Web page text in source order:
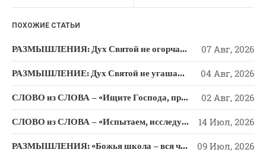
Новости
Поэзия
Притчи
Проповедь-Видео
Размышления
Семинар "Второе
Пришествие ИХ"
ki
ПОХОЖИЕ СТАТЬИ
РАЗМЫШЛЕНИЯ: Дух Святой не огорчайте и не оскорбляйте! 07 Авг, 2026
РАЗМЫШЛЕНИЕ: Дух Святой не угашайте! 04 Авг, 2026
СЛОВО из СЛОВА – «Ищите Господа, призывайте Его» (Исаии 55) 02 Авг, 2026
СЛОВО из СЛОВА – «Испытаем, исследуем пути свои и обратимся к Господу» 14 Июл, 2026
РАЗМЫШЛЕНИЯ: «Божья школа – вся человеческая жизнь» 09 Июл, 2026